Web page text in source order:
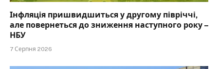
Інфляція пришвидшиться у другому півріччі,
але повернеться до зниження наступного року –
НБУ
7 Серпня 2026